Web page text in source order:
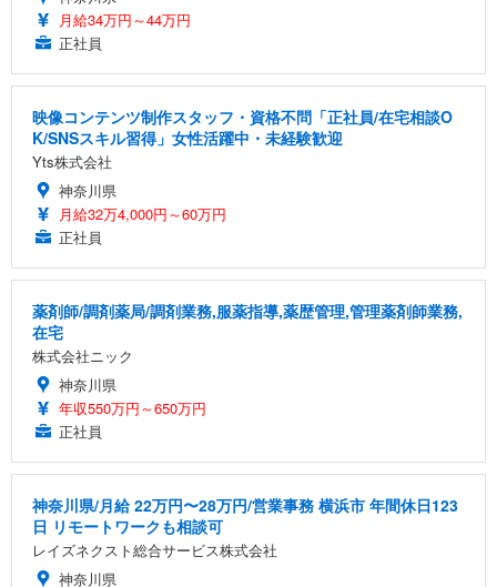
月給34万円～44万円
正社員
映像コンテンツ制作スタッフ・資格不問「正社員/在宅相談O
K/SNSスキル習得」女性活躍中・未経験歓迎
Yts株式会社
神奈川県
月給32万4,000円～60万円
正社員
薬剤師/調剤薬局/調剤業務,服薬指導,薬歴管理,管理薬剤師業務,
在宅
株式会社ニック
神奈川県
年収550万円～650万円
正社員
神奈川県/月給 22万円〜28万円/営業事務 横浜市 年間休日123
日 リモートワークも相談可
レイズネクスト総合サービス株式会社
神奈川県